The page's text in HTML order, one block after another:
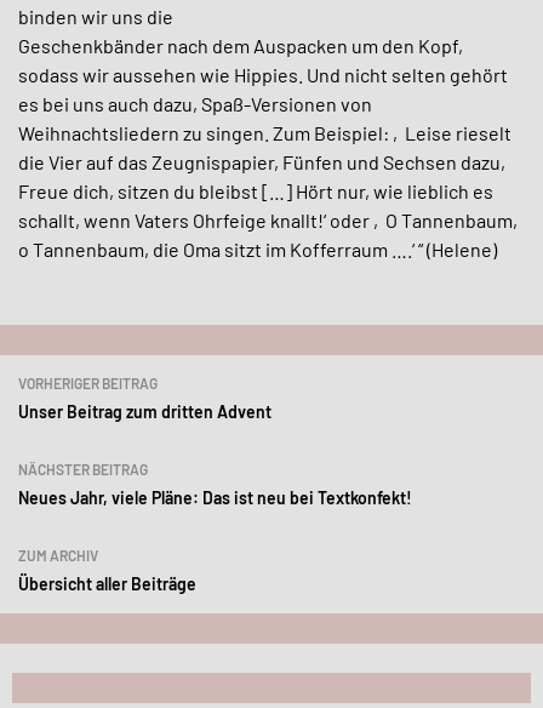
binden wir uns die
Geschenkbänder nach dem Auspacken um den Kopf,
sodass wir aussehen wie Hippies. Und nicht selten gehört
es bei uns auch dazu, Spaß-Versionen von
Weihnachtsliedern zu singen. Zum Beispiel: ‚Leise rieselt
die Vier auf das Zeugnispapier, Fünfen und Sechsen dazu,
Freue dich, sitzen du bleibst […] Hört nur, wie lieblich es
schallt, wenn Vaters Ohrfeige knallt!‘ oder ‚O Tannenbaum,
o Tannenbaum, die Oma sitzt im Kofferraum ….‘ “ (Helene)
Beitragsnavigation
VORHERIGER BEITRAG
Unser Beitrag zum dritten Advent
NÄCHSTER BEITRAG
Neues Jahr, viele Pläne: Das ist neu bei Textkonfekt!
ZUM ARCHIV
Übersicht aller Beiträge